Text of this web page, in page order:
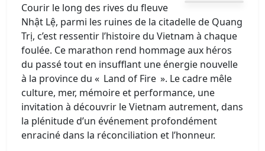
Courir le long des rives du fleuve
Nhật Lệ, parmi les ruines de la citadelle de Quang
Trị, c’est ressentir l’histoire du Vietnam à chaque
foulée. Ce marathon rend hommage aux héros
du passé tout en insufflant une énergie nouvelle
à la province du « Land of Fire ». Le cadre mêle
culture, mer, mémoire et performance, une
invitation à découvrir le Vietnam autrement, dans
la plénitude d’un événement profondément
enraciné dans la réconciliation et l’honneur.